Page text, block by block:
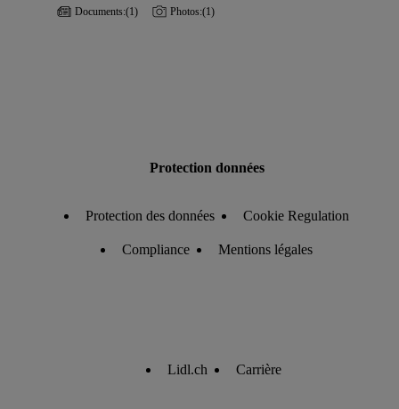
Documents:(1) Photos:(1)
Protection données
Protection des données Cookie Regulation
Compliance Mentions légales
Lidl.ch Carrière